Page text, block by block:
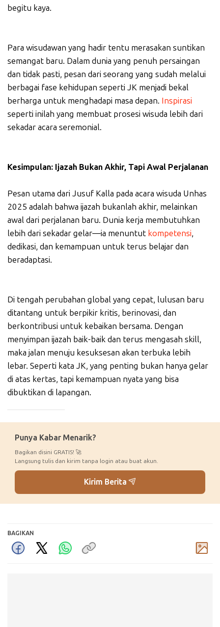
begitu kaya.
Para wisudawan yang hadir tentu merasakan suntikan
semangat baru. Dalam dunia yang penuh persaingan
dan tidak pasti, pesan dari seorang yang sudah melalui
berbagai fase kehidupan seperti JK menjadi bekal
berharga untuk menghadapi masa depan. Inspirasi
seperti inilah yang membuat prosesi wisuda lebih dari
sekadar acara seremonial.
Kesimpulan: Ijazah Bukan Akhir, Tapi Awal Perjalanan
Pesan utama dari Jusuf Kalla pada acara wisuda Unhas
2025 adalah bahwa ijazah bukanlah akhir, melainkan
awal dari perjalanan baru. Dunia kerja membutuhkan
lebih dari sekadar gelar—ia menuntut kompetensi,
dedikasi, dan kemampuan untuk terus belajar dan
beradaptasi.
Di tengah perubahan global yang cepat, lulusan baru
ditantang untuk berpikir kritis, berinovasi, dan
berkontribusi untuk kebaikan bersama. Dengan
menyimpan ijazah baik-baik dan terus mengasah skill,
maka jalan menuju kesuksesan akan terbuka lebih
lebar. Seperti kata JK, yang penting bukan hanya gelar
di atas kertas, tapi kemampuan nyata yang bisa
dibuktikan di lapangan.
Punya Kabar Menarik?
Bagikan disini GRATIS! 🚀
Langsung tulis dan kirim tanpa login atau buat akun.
Kirim Berita
BAGIKAN